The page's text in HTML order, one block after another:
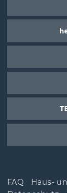
FAQ
Haus-